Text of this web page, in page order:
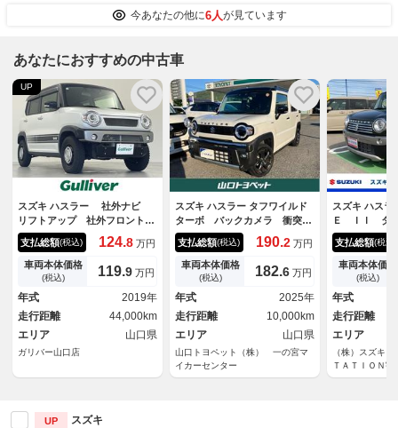
今あなたの他に6人が見ています
あなたにおすすめの中古車
UP
スズキ ハスラー 社外ナビ
リフトアップ 社外フロントリ
アバンパー 前方ドラレコ Ｅ
ＴＣ ハーフレザーシート 前
席シートヒーター レーンキー
プアシスト クルーズコントロ
ール 横滑り防止装置 衝突軽
減システム
支払総額(税込) 124.8 万円
車両本体価格
(税込) 119.9 万円
年式
2019年
走行距離
44,000km
エリア
山口県
ガリバー山口店
スズキ ハスラー タフワイルド
ターボ バックカメラ 衝突被
害軽減システム ＥＴＣ ドラ
レコ ＬＥＤヘッドランプ ワ
ンオーナー アイドリングスト
支払総額(税込) 190.2 万円
車両本体価格
(税込) 182.6 万円
年式
2025年
走行距離
10,000km
エリア
山口県
山口トヨペット（株） 一の宮マ
イカーセンター
スズキ ハス
Ｅ ＩＩ タ
Ｓ ２型 ４
クカメラ プ
ＥＴＣ オー
トヒーター
テム フォグ
支払総額(税込)
車両本体価格
(税込)
年式
走行距離
エリア
（株）スズキ
ＴＡＴＩＯＮ宇
UP スズキ